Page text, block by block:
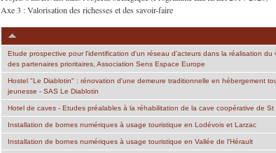
Axe 3 : Valorisation des richesses et des savoir-faire
Etude prospective pour l'identification d'un réseau d'acteurs dans la réalisation du
des partenaires prioritaires, Association Sens Espace Europe
Hostel "Le Diablotin" : rénovation d'une demeure traditionnelle en hébergement
jeunesse - SAS Le Diablotin
Hotel de caves - Etudes préalables à la réhabilitation de la cave coopérative de
Installation de bornes numériques à usage touristique en Lodévois et Larzac
Installation de bornes numériques à usage touristique en Vallée de l’Hérault